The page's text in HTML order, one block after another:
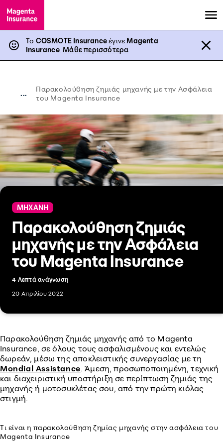
Το COSMOTE InsuranceέγινεMagenta
Insurance. Μάθε περισσότερα
...
Παρακολούθηση ζημιάς μηχανής με την Ασφάλεια
του Magenta Insurance
ΜΗΧΑΝΗ
Παρακολούθηση ζημιάς
μηχανής με την Ασφάλεια
του Magenta Insurance
4 Λεπτά ανάγνωση
20 Απριλίου 2022
Παρακολούθηση ζημιάς μηχανής από το Magenta
Insurance, σε όλους τους ασφαλισμένους και εντελώς
δωρεάν, μέσω της αποκλειστικής συνεργασίας με τη
Mondial Assistance. Άμεση, προσωποποιημένη, τεχνική
και διαχειριστική υποστήριξη σε περίπτωση ζημιάς της
μηχανής ή μοτοσυκλέτας σου, από την πρώτη κιόλας
στιγμή.
Τι είναι η παρακολούθηση ζημίας μηχανής στην ασφάλεια του
Magenta Insurance